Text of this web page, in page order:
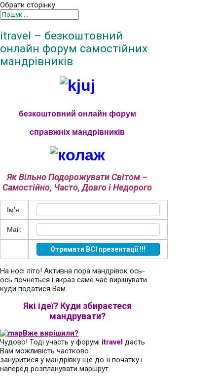
Обрати сторінку
itravel – безкоштовний
онлайн форум самостійних
мандрівників
безкоштовний онлайн форум
справжніх мандрівників
Як Вільно Подорожувати Світом –
Самостійно, Часто, Довго і Недорого
Ім’я:
Mail:
На носі літо! Активна пора мандрівок ось-
ось почнеться і якраз саме час вирішувати
куди податися Вам.
Які ідеї? Куди збираєтеся
мандрувати?
Вже вирішили?
Чудово! Тоді участь у форумі itravel дасть
Вам можливість частково
зануритися у мандрівку ще до її початку і
наперед розпланувати маршрут.